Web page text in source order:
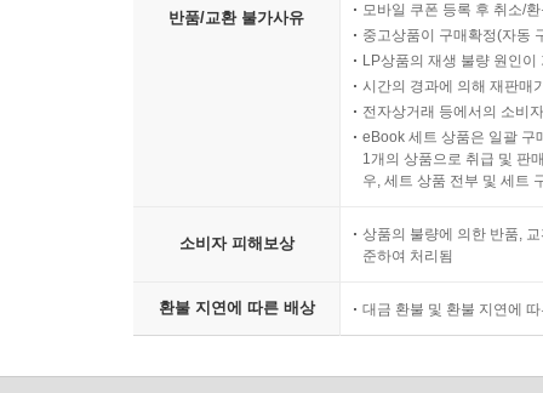
반품/교환 불가사유
모바일 쿠폰 등록 후 취소/
중고상품이 구매확정(자동
LP상품의 재생 불량 원인
시간의 경과에 의해 재판매
전자상거래 등에서의 소비
eBook 세트 상품은 일괄 구
1개의 상품으로 취급 및 판
우, 세트 상품 전부 및 세트
소비자 피해보상
상품의 불량에 의한 반품,
준하여 처리됨
환불 지연에 따른 배상 대금 환불 및 환불 지연에